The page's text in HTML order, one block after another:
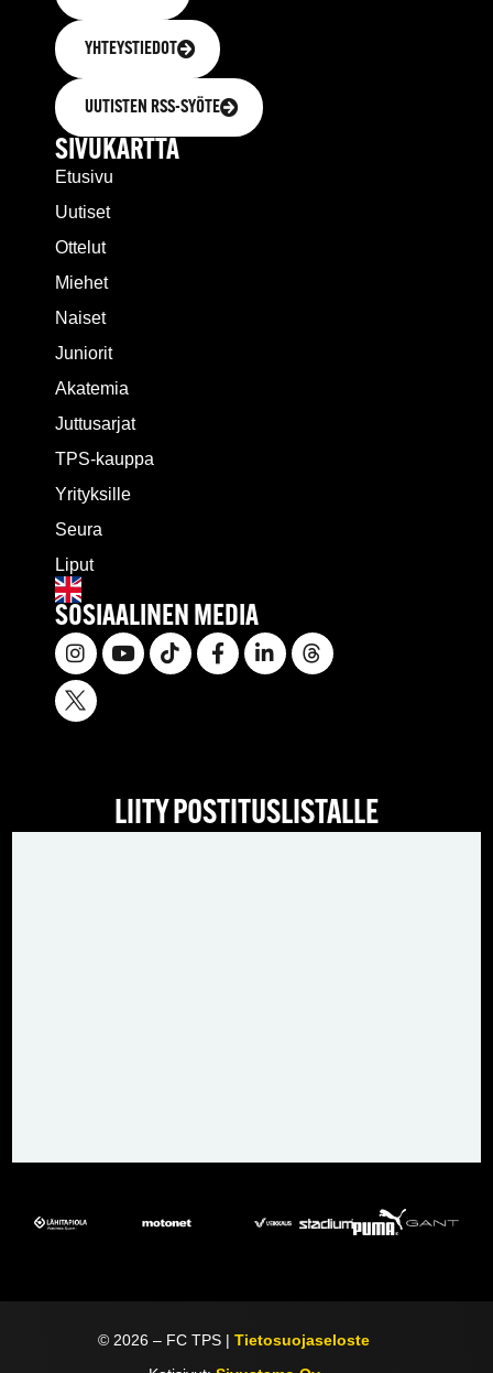
YHTEYSTIEDOT
UUTISTEN RSS-SYÖTE
SIVUKARTTA
Etusivu
Uutiset
Ottelut
Miehet
Naiset
Juniorit
Akatemia
Juttusarjat
TPS-kauppa
Yrityksille
Seura
Liput
SOSIAALINEN MEDIA
LIITY POSTITUSLISTALLE
©2026 – FC TPS |Tietosuojaseloste